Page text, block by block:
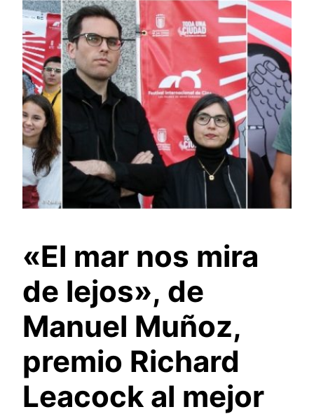
«El mar nos mira
de lejos», de
Manuel Muñoz,
premio Richard
Leacock al mejor